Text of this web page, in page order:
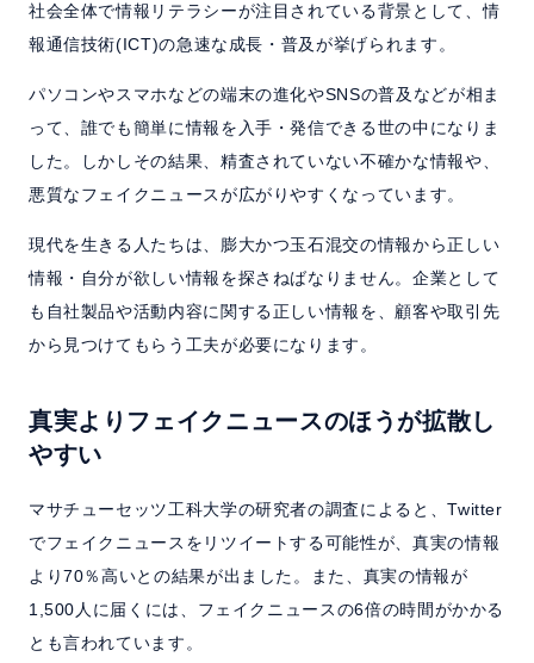
社会全体で情報リテラシーが注目されている背景として、情
報通信技術(ICT)の急速な成長・普及が挙げられます。
パソコンやスマホなどの端末の進化やSNSの普及などが相ま
って、誰でも簡単に情報を入手・発信できる世の中になりま
した。しかしその結果、精査されていない不確かな情報や、
悪質なフェイクニュースが広がりやすくなっています。
現代を生きる人たちは、膨大かつ玉石混交の情報から正しい
情報・自分が欲しい情報を探さねばなりません。企業として
も自社製品や活動内容に関する正しい情報を、顧客や取引先
から見つけてもらう工夫が必要になります。
真実よりフェイクニュースのほうが拡散し
やすい
マサチューセッツ工科大学の研究者の調査によると、Twitter
でフェイクニュースをリツイートする可能性が、真実の情報
より70％高いとの結果が出ました。また、真実の情報が
1,500人に届くには、フェイクニュースの6倍の時間がかかる
とも言われています。